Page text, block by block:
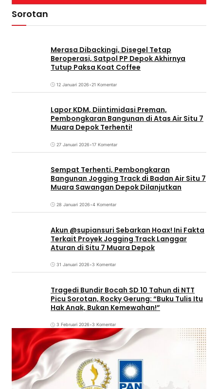
Sorotan
Merasa Dibackingi, Disegel Tetap
Beroperasi, Satpol PP Depok Akhirnya
Tutup Paksa Koat Coffee
12 Januari 2026•21 Komentar
Lapor KDM, Diintimidasi Preman,
Pembongkaran Bangunan di Atas Air Situ 7
Muara Depok Terhenti!
27 Januari 2026•17 Komentar
Sempat Terhenti, Pembongkaran
Bangunan Jogging Track di Badan Air Situ 7
Muara Sawangan Depok Dilanjutkan
28 Januari 2026•4 Komentar
Akun @supiansuri Sebarkan Hoax! Ini Fakta
Terkait Proyek Jogging Track Langgar
Aturan di Situ 7 Muara Depok
31 Januari 2026•3 Komentar
Tragedi Bundir Bocah SD 10 Tahun di NTT
Picu Sorotan, Rocky Gerung: “Buku Tulis Itu
Hak Anak, Bukan Kemewahan!”
3 Februari 2026•3 Komentar